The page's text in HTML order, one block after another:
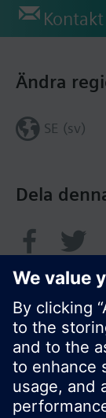
Kontakt
Dela
Ändra
SE (sv)
© Siemens
CPS - 2017